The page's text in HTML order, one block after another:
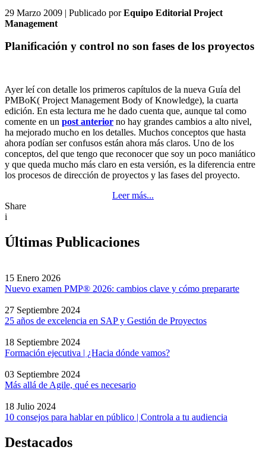
29 Marzo 2009 | Publicado porEquipo Editorial Project
Management
Planificación y control no son fases de los proyectos
Ayer leí con detalle los primeros capítulos de la nueva Guía del
PMBoK( Project Management Body of Knowledge), la cuarta
edición. En esta lectura me he dado cuenta que, aunque tal como
comente en un post anterior no hay grandes cambios a alto nivel,
ha mejorado mucho en los detalles. Muchos conceptos que hasta
ahora podían ser confusos están ahora más claros. Uno de los
conceptos, del que tengo que reconocer que soy un poco maniático
y que queda mucho más claro en esta versión, es la diferencia entre
los procesos de dirección de proyectos y las fases del proyecto.
Leer más...
Share
i
Últimas Publicaciones
15 Enero 2026
Nuevo examen PMP® 2026: cambios clave y cómo prepararte
27 Septiembre 2024
25 años de excelencia en SAP y Gestión de Proyectos
18 Septiembre 2024
Formación ejecutiva | ¿Hacia dónde vamos?
03 Septiembre 2024
Más allá de Agile, qué es necesario
18 Julio 2024
10 consejos para hablar en público | Controla a tu audiencia
Destacados